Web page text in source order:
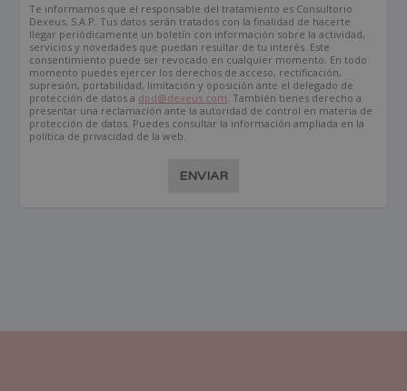
Te informamos que el responsable del tratamiento es Consultorio
Dexeus, S.A.P. Tus datos serán tratados con la finalidad de hacerte
llegar periódicamente un boletín con información sobre la actividad,
servicios y novedades que puedan resultar de tu interés. Este
consentimiento puede ser revocado en cualquier momento. En todo
momento puedes ejercer los derechos de acceso, rectificación,
supresión, portabilidad, limitación y oposición ante el delegado de
protección de datos a dpd@dexeus.com . También tienes derecho a
presentar una reclamación ante la autoridad de control en materia de
protección de datos. Puedes consultar la información ampliada en la
política de privacidad de la web.
ENVIAR